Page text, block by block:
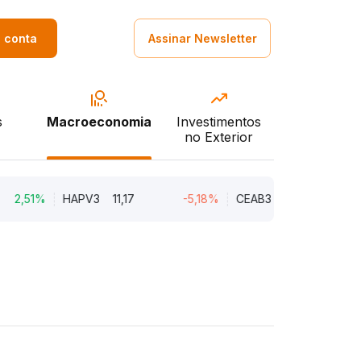
conta Assinar Newsletter
Macroeconomia
Investimentos
no Exterior
HAPV3 11,17 CEAB3 9,34